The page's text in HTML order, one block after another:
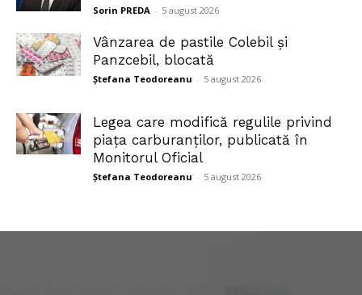
Sorin PREDA - 5 august 2026
Vânzarea de pastile Colebil și
Panzcebil, blocată
Ștefana Teodoreanu - 5 august 2026
Legea care modifică regulile privind
piața carburanților, publicată în
Monitorul Oficial
Ștefana Teodoreanu - 5 august 2026